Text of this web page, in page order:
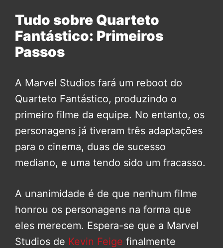
Tudo sobre Quarteto
Fantástico: Primeiros
Passos
A Marvel Studios fará um reboot do
Quarteto Fantástico, produzindo o
primeiro filme da equipe. No entanto, os
personagens já tiveram três adaptações
para o cinema, duas de sucesso
mediano, e uma tendo sido um fracasso.
A unanimidade é de que nenhum filme
honrou os personagens na forma que
eles merecem. Espera-se que a Marvel
Studios de Kevin Feige finalmente